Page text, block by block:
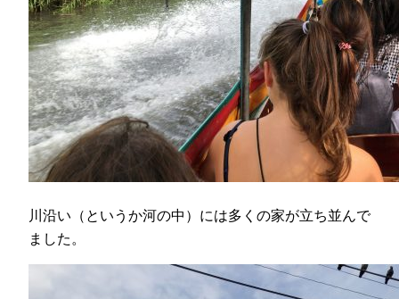
川沿い（というか河の中）には多くの家が立ち並んで
ました。